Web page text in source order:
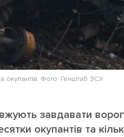
окупантів. Фото: Генштаб ЗСУ
завдавати
окупантів та